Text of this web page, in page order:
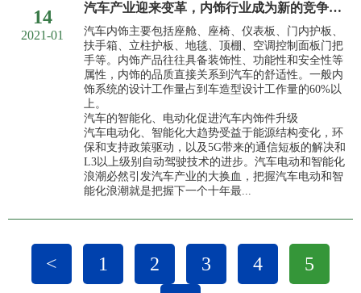
14
2021-01
汽车产业迎来变革，内饰行业成为新的竞争战场
汽车内饰主要包括座舱、座椅、仪表板、门内护板、
扶手箱、立柱护板、地毯、顶棚、空调控制面板门把
手等。内饰产品往往具备装饰性、功能性和安全性等
属性，内饰的品质直接关系到汽车的舒适性。一般内
饰系统的设计工作量占到车造型设计工作量的60%以
上。
汽车的智能化、电动化促进汽车内饰件升级
汽车电动化、智能化大趋势受益于能源结构变化，环
保和支持政策驱动，以及5G带来的通信短板的解决和
L3以上级别自动驾驶技术的进步。汽车电动和智能化
浪潮必然引发汽车产业的大换血，把握汽车电动和智
能化浪潮就是把握下一个十年最...
< 1 2 3 4
5